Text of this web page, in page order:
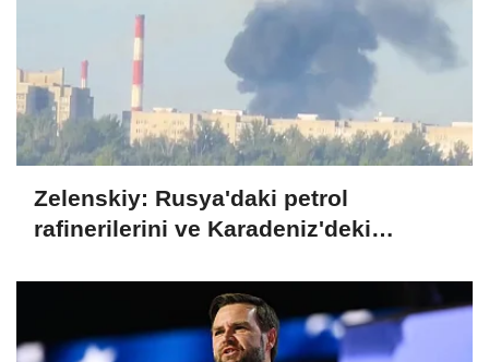
Zelenskiy: Rusya'daki petrol
rafinerilerini ve Karadeniz'deki